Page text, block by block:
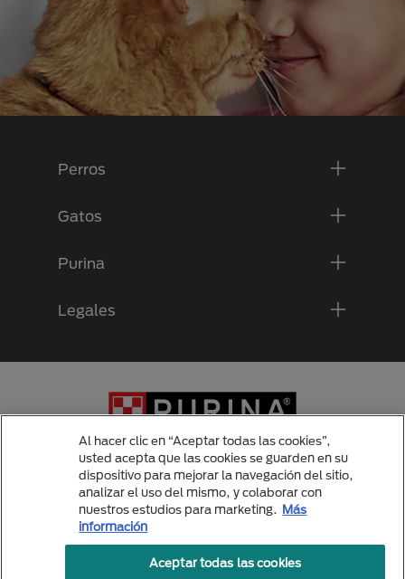
Perros
Gatos
Purina
Legales
Menu Footer Secundario Purina
All Nestlé Purina trademarks owned by Société des Produits Nestlé S.A.,
Al hacer clic en “Aceptar todas las cookies”,
usted acepta que las cookies se guarden en su
dispositivo para mejorar la navegación del sitio,
analizar el uso del mismo, y colaborar con
nuestros estudios para marketing. Más
información
Aceptar todas las cookies